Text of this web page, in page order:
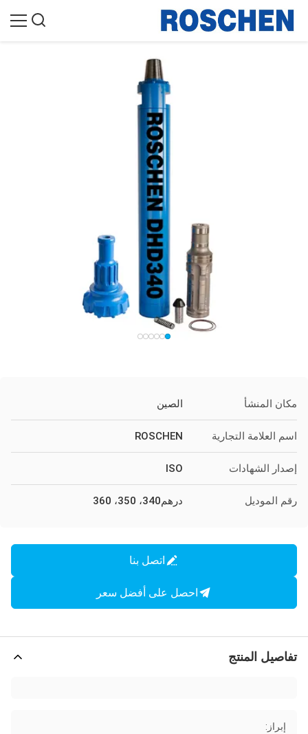
مكان المنشأ الصين
اسم العلامة التجارية ROSCHEN
إصدار الشهادات ISO
رقم الموديل درهم340، 350، 360
اتصل بنا
احصل على أفضل سعر
تفاصيل المنتج
إبراز: